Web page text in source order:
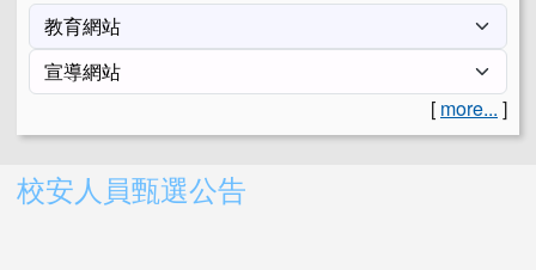
[ more... ]
右邊區域內容
校安人員甄選公告